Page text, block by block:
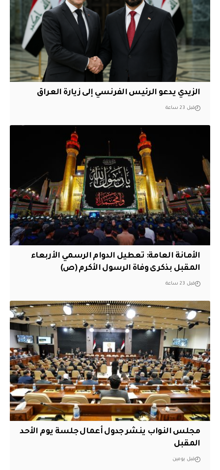
الزيدي يدعو الرئيس الفرنسي إلى زيارة العراق
قبل 23 ساعة
الأمانة العامة: تعطيل الدوام الرسمي الأربعاء
المقبل بذكرى وفاة الرسول الأكرم (ص)
قبل 23 ساعة
مجلس النواب ينشر جدول أعمال جلسة يوم الأحد
المقبل
قبل يومين